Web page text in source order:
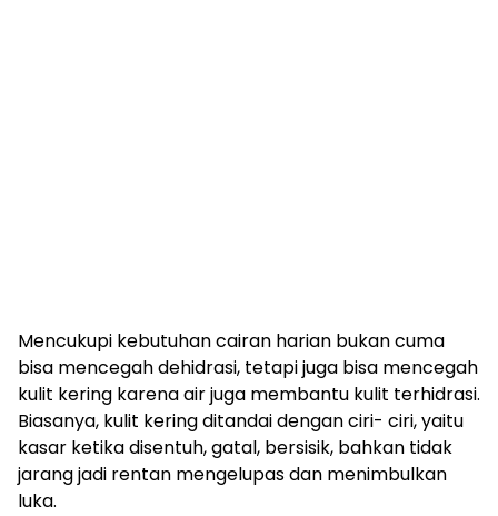
Mencukupi kebutuhan cairan harian bukan cuma
bisa mencegah dehidrasi, tetapi juga bisa mencegah
kulit kering karena air juga membantu kulit terhidrasi.
Biasanya, kulit kering ditandai dengan ciri- ciri, yaitu
kasar ketika disentuh, gatal, bersisik, bahkan tidak
jarang jadi rentan mengelupas dan menimbulkan
luka.